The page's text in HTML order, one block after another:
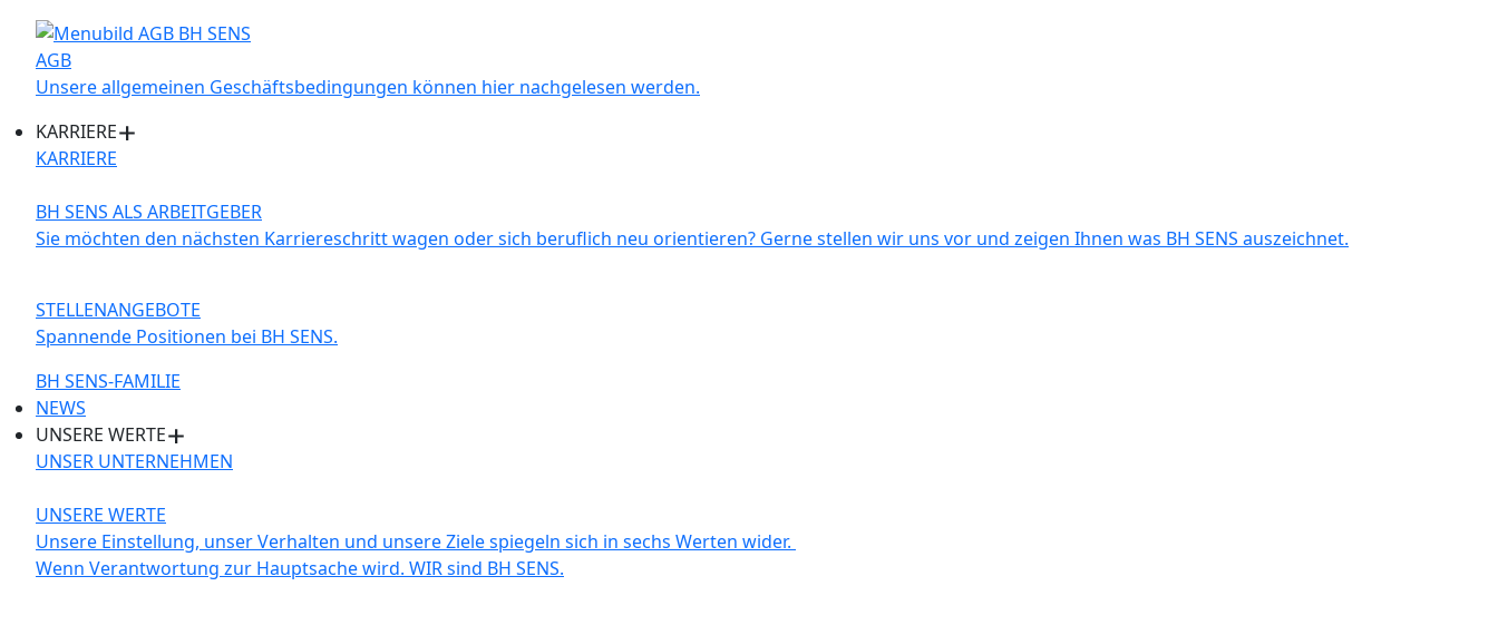
AGB
Unsere allgemeinen Geschäftsbedingungen können hier nachgelesen werden.
KARRIERE
KARRIERE
BH SENS ALS ARBEITGEBER
Sie möchten den nächsten Karriereschritt wagen oder sich beruflich neu orientieren? Gerne stellen wir uns vor und zeigen Ihnen was BH SENS auszeichnet.
STELLENANGEBOTE
Spannende Positionen bei BH SENS.
BH SENS-FAMILIE
NEWS
UNSERE WERTE
UNSER UNTERNEHMEN
UNSERE WERTE
Unsere Einstellung, unser Verhalten und unsere Ziele spiegeln sich in sechs Werten wider.
Wenn Verantwortung zur Hauptsache wird. WIR sind BH SENS.